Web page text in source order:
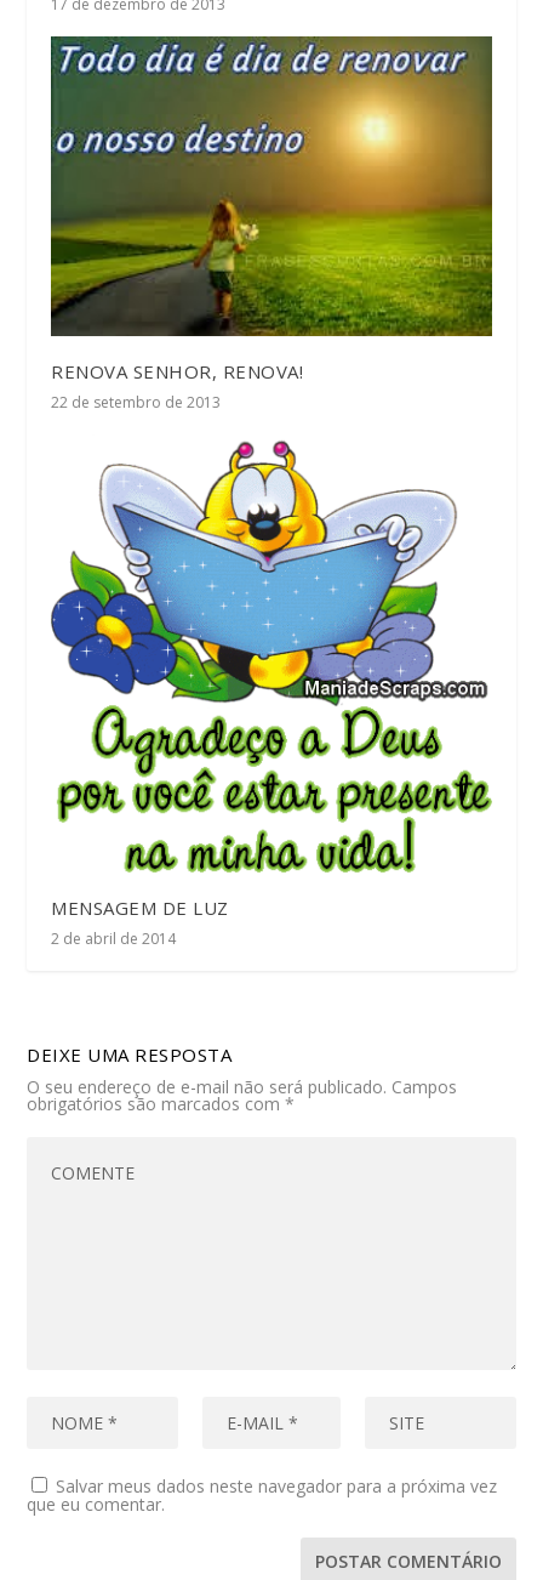
17 de dezembro de 2013
RENOVA SENHOR, RENOVA!
22 de setembro de 2013
MENSAGEM DE LUZ
2 de abril de 2014
DEIXE UMA RESPOSTA
O seu endereço de e-mail não será publicado. Campos
obrigatórios são marcados com*
Salvar meus dados neste navegador para a próxima vez
que eu comentar.